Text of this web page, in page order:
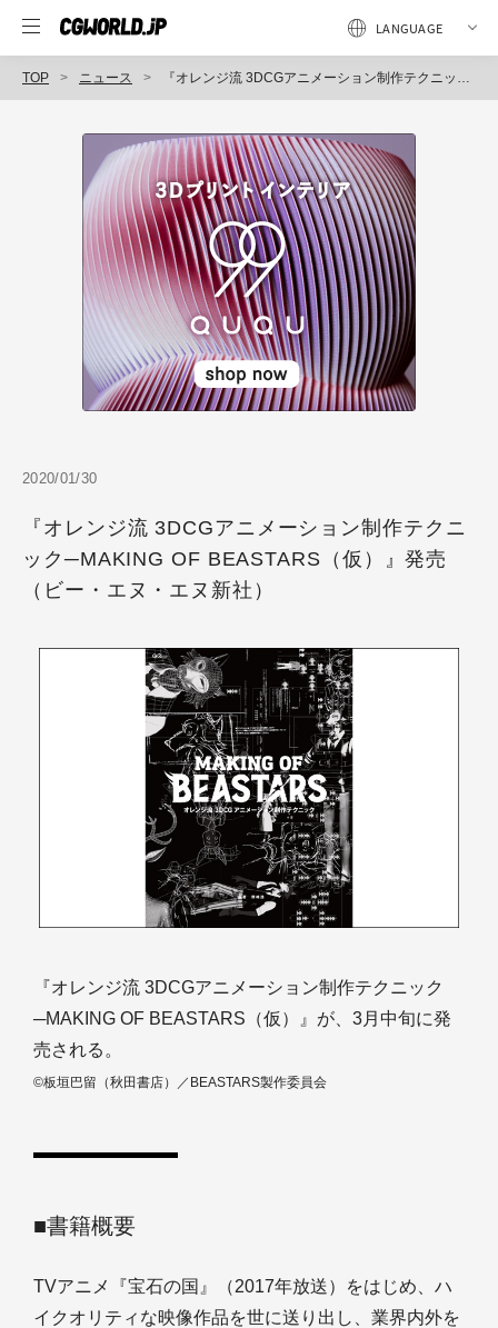
TOP ニュース 『オレンジ流 3DCGアニメーション制作テクニック─MAKING OF BEASTARS（仮）』発売（ビー・エヌ・エヌ新社）
2020/01/30
『オレンジ流 3DCGアニメーション制作テクニ
ック─MAKING OF BEASTARS（仮）』発売
（ビー・エヌ・エヌ新社）
『オレンジ流 3DCGアニメーション制作テクニック
─MAKING OF BEASTARS（仮）』が、3月中旬に発
売される。
©板垣巴留（秋田書店）／BEASTARS製作委員会
■書籍概要
TVアニメ『宝石の国』（2017年放送）をはじめ、ハ
イクオリティな映像作品を世に送り出し、業界内外を